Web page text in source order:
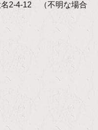
2-4-12 （不明な場合